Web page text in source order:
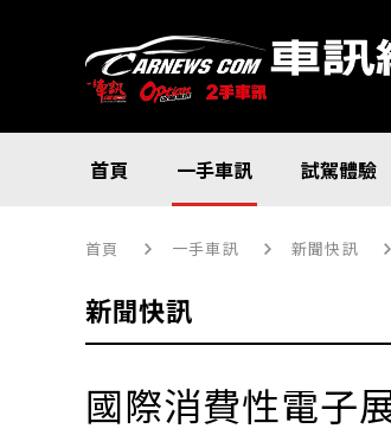
首頁 一手車訊 試駕體驗
首頁 一手車訊 新聞快訊
新聞快訊
國際消費性電子